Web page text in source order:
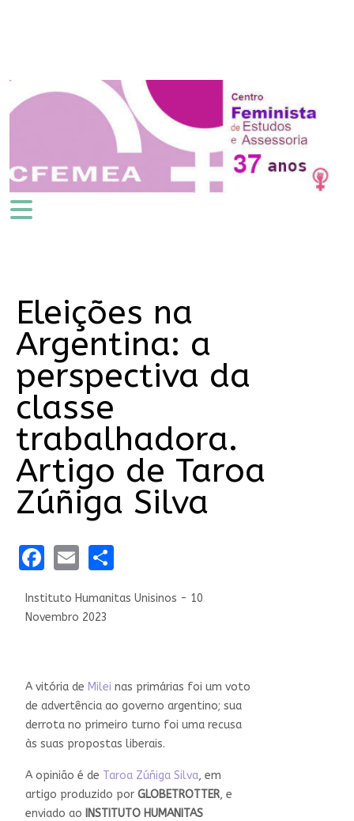
Eleições na
Argentina: a
perspectiva da
classe
trabalhadora.
Artigo de Taroa
Zúñiga Silva
Facebook
EmailShare
Instituto Humanitas Unisinos - 10
Novembro 2023
A vitória de Milei nas primárias foi um voto
de advertência ao governo argentino; sua
derrota no primeiro turno foi uma recusa
às suas propostas liberais.
A opinião é de Taroa Zúñiga Silva, em
artigo produzido por GLOBETROTTER, e
enviado ao INSTITUTO HUMANITAS